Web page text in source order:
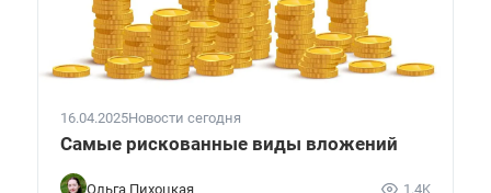
16.04.2025Новости сегодня
Самые рискованные виды вложений
Ольга Пихоцкая 1.4K